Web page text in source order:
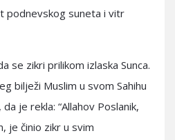
podnevskog suneta i vitr
se zikri prilikom izlaska Sunca.
bilježi Muslim u svom Sahihu
je rekla: “Allahov Poslanik,
je činio zikr u svim